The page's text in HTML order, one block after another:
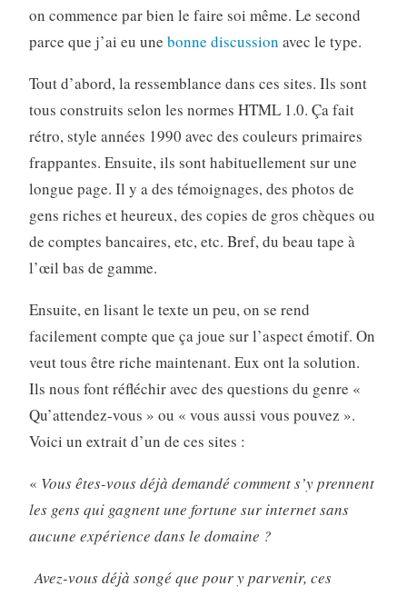
on commence par bien le faire soi même. Le second
parce que j’ai eu une bonne discussion avec le type.
Tout d’abord, la ressemblance dans ces sites. Ils sont
tous construits selon les normes HTML 1.0. Ça fait
rétro, style années 1990 avec des couleurs primaires
frappantes. Ensuite, ils sont habituellement sur une
longue page. Il y a des témoignages, des photos de
gens riches et heureux, des copies de gros chèques ou
de comptes bancaires, etc, etc. Bref, du beau tape à
l’œil bas de gamme.
Ensuite, en lisant le texte un peu, on se rend
facilement compte que ça joue sur l’aspect émotif. On
veut tous être riche maintenant. Eux ont la solution.
Ils nous font réfléchir avec des questions du genre «
Qu’attendez-vous » ou « vous aussi vous pouvez ».
Voici un extrait d’un de ces sites :
« Vous êtes-vous déjà demandé comment s’y prennent
les gens qui gagnent une fortune sur internet sans
aucune expérience dans le domaine ?
Avez-vous déjà songé que pour y parvenir, ces